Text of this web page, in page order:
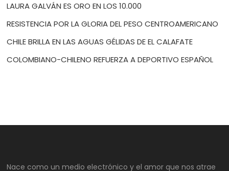
LAURA GALVÁN ES ORO EN LOS 10.000
RESISTENCIA POR LA GLORIA DEL PESO CENTROAMERICANO
CHILE BRILLA EN LAS AGUAS GÉLIDAS DE EL CALAFATE
COLOMBIANO-CHILENO REFUERZA A DEPORTIVO ESPAÑOL
Nace como un medio electrónico y el amor que nos atrae